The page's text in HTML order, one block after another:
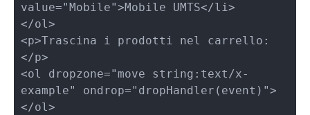
value="Mobile">Mobile UMTS</li>
</ol>
<p>Trascina i prodotti nel carrello:
</p>
<ol dropzone="move string:text/x-
example" ondrop="dropHandler(event)">
</ol>